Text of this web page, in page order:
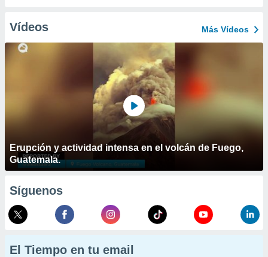
Vídeos Más Vídeos
Erupción y actividad intensa en el volcán de Fuego,
Guatemala.
Síguenos
El Tiempo en tu email